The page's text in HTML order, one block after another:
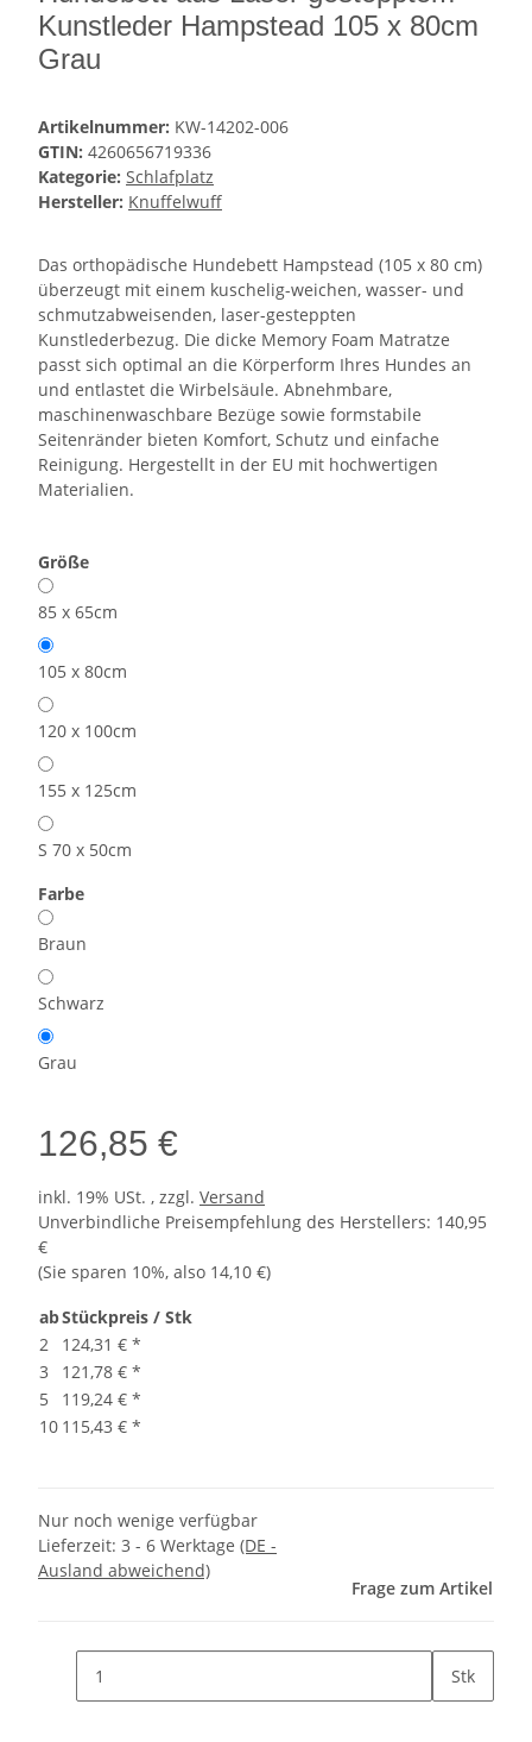
Kunstleder Hampstead 105 x 80cm
Grau
Artikelnummer: KW-14202-006
GTIN: 4260656719336
Kategorie: Schlafplatz
Hersteller: Knuffelwuff
Das orthopädische Hundebett Hampstead (105 x 80 cm)
überzeugt mit einem kuschelig-weichen, wasser- und
schmutzabweisenden, laser-gesteppten
Kunstlederbezug. Die dicke Memory Foam Matratze
passt sich optimal an die Körperform Ihres Hundes an
und entlastet die Wirbelsäule. Abnehmbare,
maschinenwaschbare Bezüge sowie formstabile
Seitenränder bieten Komfort, Schutz und einfache
Reinigung. Hergestellt in der EU mit hochwertigen
Materialien.
Größe
85 x 65cm
105 x 80cm
120 x 100cm
155 x 125cm
S 70 x 50cm
Farbe
Braun
Schwarz
Grau
126,85 €
inkl. 19% USt. , zzgl. Versand
Unverbindliche Preisempfehlung des Herstellers: 140,95
€
(Sie sparen 10%, also 14,10 €)
abStückpreis / Stk
2
124,31 € *
3
121,78 € *
5
119,24 € *
10 115,43 € *
Nur noch wenige verfügbar
Lieferzeit: 3 - 6 Werktage (DE -
Ausland abweichend)
Frage zum Artikel
Stk